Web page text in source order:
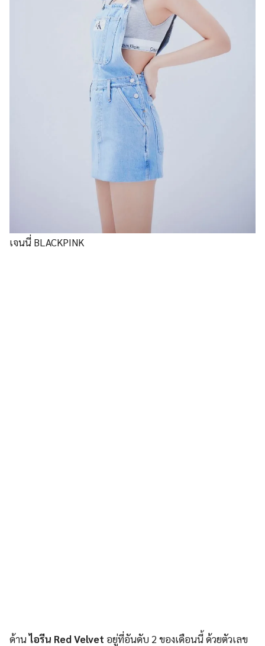
เจนนี่ BLACKPINK
ด้านไอรีน Red Velvet อยู่ที่อันดับ 2 ของเดือนนี้ ด้วยตัวเลข